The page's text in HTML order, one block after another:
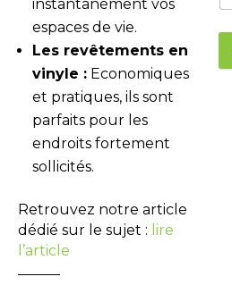
instantanément vos
espaces de vie.
Les revêtements en
vinyle : Economiques
et pratiques, ils sont
parfaits pour les
endroits fortement
sollicités.
Retrouvez notre article
dédié sur le sujet : lire
l’article